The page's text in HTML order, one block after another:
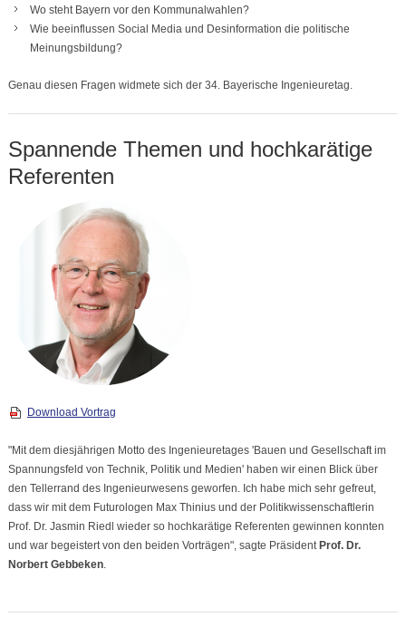
Wo steht Bayern vor den Kommunalwahlen?
Wie beeinflussen Social Media und Desinformation die politische
Meinungsbildung?
Genau diesen Fragen widmete sich der 34. Bayerische Ingenieuretag.
Spannende Themen und hochkarätige
Referenten
Download Vortrag
"Mit dem diesjährigen Motto des Ingenieuretages 'Bauen und Gesellschaft im
Spannungsfeld von Technik, Politik und Medien' haben wir einen Blick über
den Tellerrand des Ingenieurwesens geworfen. Ich habe mich sehr gefreut,
dass wir mit dem Futurologen Max Thinius und der Politikwissenschaftlerin
Prof. Dr. Jasmin Riedl wieder so hochkarätige Referenten gewinnen konnten
und war begeistert von den beiden Vorträgen", sagte Präsident Prof. Dr.
Norbert Gebbeken.